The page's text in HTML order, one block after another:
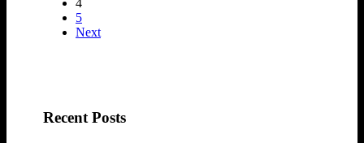
5
Next
Recent Posts